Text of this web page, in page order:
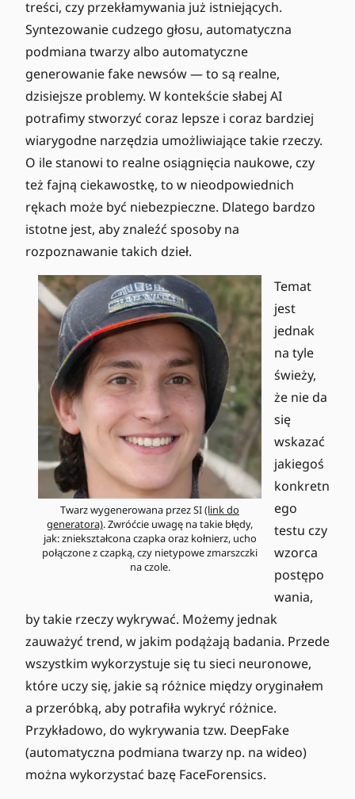
treści, czy przekłamywania już istniejących.
Syntezowanie cudzego głosu, automatyczna
podmiana twarzy albo automatyczne
generowanie fake newsów — to są realne,
dzisiejsze problemy. W kontekście słabej AI
potrafimy stworzyć coraz lepsze i coraz bardziej
wiarygodne narzędzia umożliwiające takie rzeczy.
O ile stanowi to realne osiągnięcia naukowe, czy
też fajną ciekawostkę, to w nieodpowiednich
rękach może być niebezpieczne. Dlatego bardzo
istotne jest, aby znaleźć sposoby na
rozpoznawanie takich dzieł.
Twarz wygenerowana przez SI(link do
generatora). Zwróćcie uwagę na takie błędy,
jak: zniekształcona czapka oraz kołnierz, ucho
połączone z czapką, czy nietypowe zmarszczki
na czole.
Temat
jest
jednak
na tyle
świeży,
że nie da
się
wskazać
jakiegoś
konkretn
ego
testu czy
wzorca
postępo
wania,
by takie rzeczy wykrywać. Możemy jednak
zauważyć trend, w jakim podążają badania. Przede
wszystkim wykorzystuje się tu sieci neuronowe,
które uczy się, jakie są różnice między oryginałem
a przeróbką, aby potrafiła wykryć różnice.
Przykładowo, do wykrywania tzw. DeepFake
(automatyczna podmiana twarzy np. na wideo)
można wykorzystać bazę FaceForensics.